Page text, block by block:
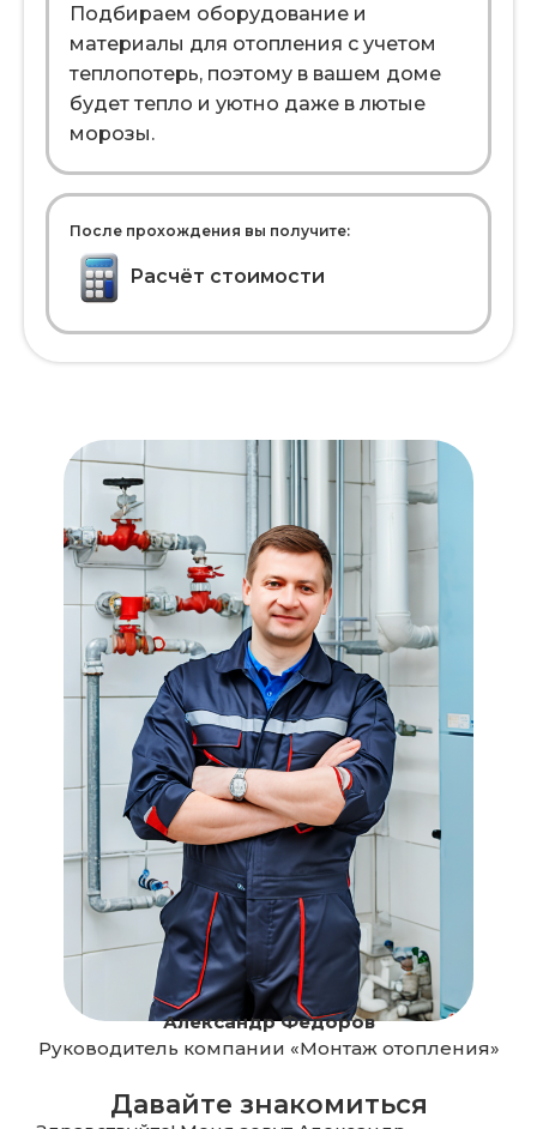
Подбираем оборудование и
материалы для отопления с учетом
теплопотерь, поэтому в вашем доме
будет тепло и уютно даже в лютые
морозы.
После прохождения вы получите:
Расчёт стоимости
Александр Федоров
Руководитель компании «Монтаж отопления»
Давайте знакомиться